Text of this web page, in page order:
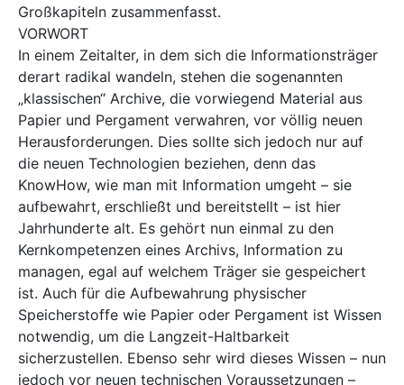
Großkapiteln zusammenfasst.
VORWORT
In einem Zeitalter, in dem sich die Informationsträger
derart radikal wandeln, stehen die sogenannten
„klassischen“ Archive, die vorwiegend Material aus
Papier und Pergament verwahren, vor völlig neuen
Herausforderungen. Dies sollte sich jedoch nur auf
die neuen Technologien beziehen, denn das
KnowHow, wie man mit Information umgeht – sie
aufbewahrt, erschließt und bereitstellt – ist hier
Jahrhunderte alt. Es gehört nun einmal zu den
Kernkompetenzen eines Archivs, Information zu
managen, egal auf welchem Träger sie gespeichert
ist. Auch für die Aufbewahrung physischer
Speicherstoffe wie Papier oder Pergament ist Wissen
notwendig, um die Langzeit-Haltbarkeit
sicherzustellen. Ebenso sehr wird dieses Wissen – nun
jedoch vor neuen technischen Voraussetzungen –